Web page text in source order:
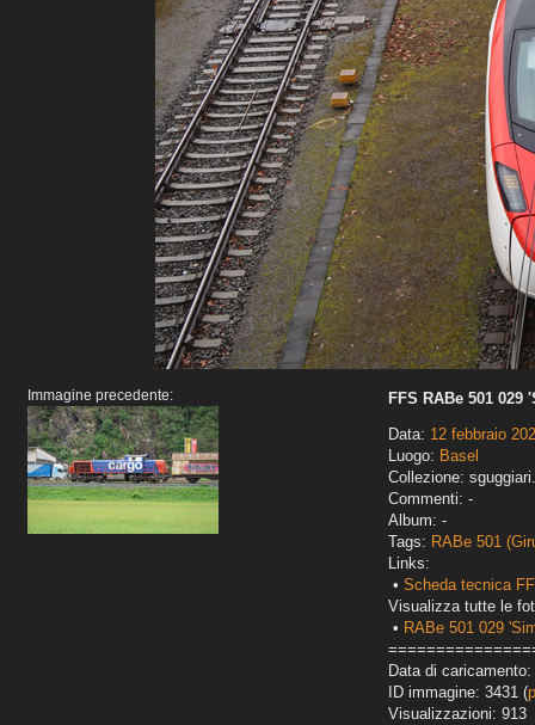
Immagine precedente:
FFS RABe 501 029
Data: 12 febbraio
Luogo: Basel
Collezione:
Commenti: -
Album: -
Tags: RABe 501
Links:
• Scheda tecnica
Visualizza tutte le
• RABe 501 029
Data di
ID immagine: 3431 (
Visualizzazioni: 913